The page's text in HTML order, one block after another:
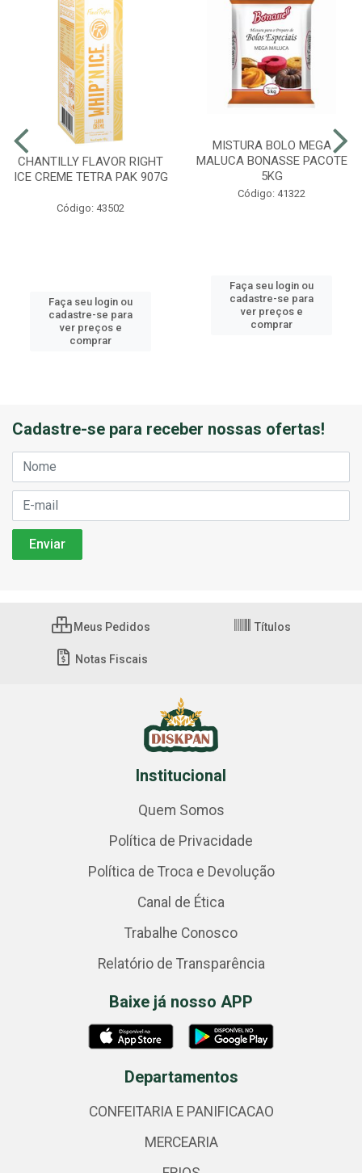
CHANTILLY FLAVOR RIGHT
ICE CREME TETRA PAK 907G
Código: 43502
Faça seu login ou
cadastre-se para
ver preços e
comprar
MISTURA BOLO MEGA
MALUCA BONASSE PACOTE
5KG
Código: 41322
Faça seu login ou
cadastre-se para
ver preços e
comprar
Cadastre-se para receber nossas ofertas!
Meus Pedidos Títulos
Notas Fiscais
Institucional
Quem Somos
Política de Privacidade
Política de Troca e Devolução
Canal de Ética
Trabalhe Conosco
Relatório de Transparência
Baixe já nosso APP
Departamentos
CONFEITARIA E PANIFICACAO
MERCEARIA